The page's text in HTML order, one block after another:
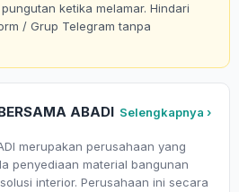
ketika melamar. Hindari
/ Grup Telegram tanpa
ABADI Selengkapnya ›
merupakan perusahaan yang
penyediaan material bangunan
interior. Perusahaan ini secara